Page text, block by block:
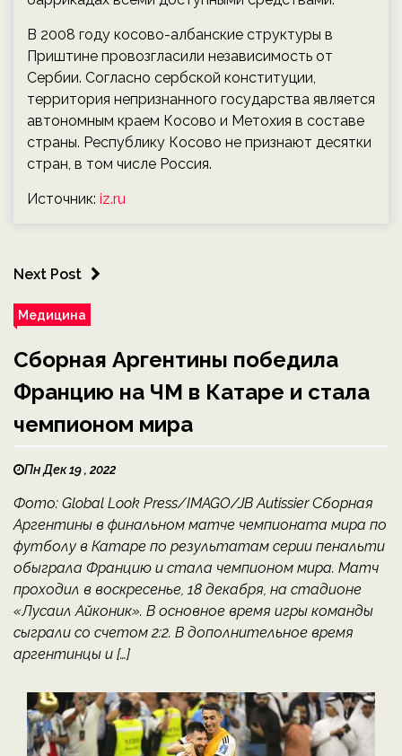
В 2008 году косово-албанские структуры в
Приштине провозгласили независимость от
Сербии. Согласно сербской конституции,
территория непризнанного государства является
автономным краем Косово и Метохия в составе
страны. Республику Косово не признают десятки
стран, в том числе Россия.
Источник: iz.ru
Next Post
Медицина
Сборная Аргентины победила
Францию на ЧМ в Катаре и стала
чемпионом мира
Пн Дек 19 , 2022
Фото: Global Look Press/IMAGO/JB Autissier Сборная
Аргентины в финальном матче чемпионата мира по
футболу в Катаре по результатам серии пенальти
обыграла Францию и стала чемпионом мира. Матч
проходил в воскресенье, 18 декабря, на стадионе
«Лусаил Айконик». В основное время игры команды
сыграли со счетом 2:2. В дополнительное время
аргентинцы и […]